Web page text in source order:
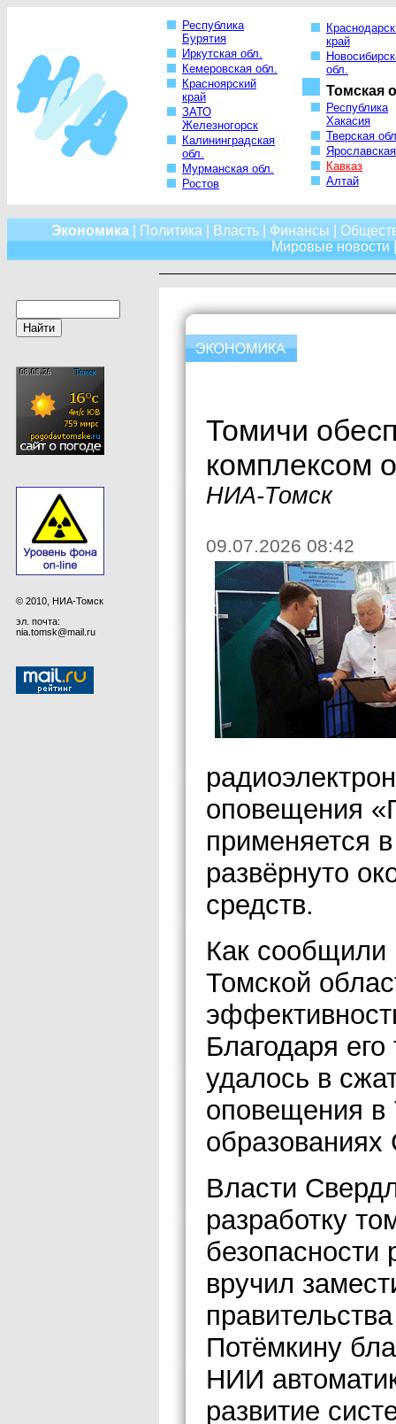
Республика
Бурятия
Иркутская обл.
Кемеровская обл.
Красноярский
край
ЗАТО
Железногорск
Калининградская
обл.
Мурманская обл.
Ростов
край
обл.
Томская
Республика
Хакасия
Тверская
Кавказ
Алтай
Экономика| Политика Власть| Финансы
Мировые новости
© 2010, НИА-Томск
эл. почта:
nia.tomsk@mail.ru
Томичи
комплексом
НИА-Томск
09.07.2026 08:42
оповещения
применяется
развёрнуто
средств.
Как сообщили
Томской
Благодаря
удалось в
оповещения в
образованиях
Власти
разработку
безопасности
вручил
Потёмкину
НИИ
развитие